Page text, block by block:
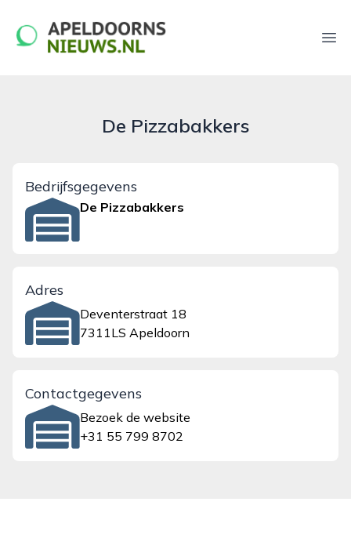
apeldoornsnieuws.nl
De Pizzabakkers
Bedrijfsgegevens
De Pizzabakkers
Adres
Deventerstraat 18
7311LS Apeldoorn
Contactgegevens
Bezoek de website
+31 55 799 8702